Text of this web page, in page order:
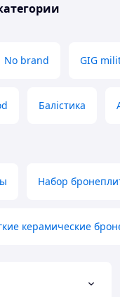
No brand GIG
Балістика
Набор
керамические